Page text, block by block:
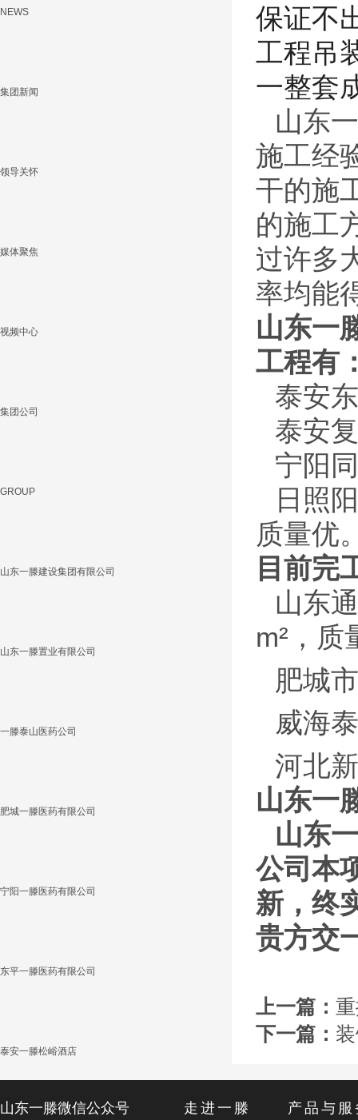
NEWS
集团新闻
领导关怀
媒体聚焦
视频中心
集团公司
GROUP
山东一滕建设集团有限公司
山东一滕置业有限公司
一滕泰山医药公司
肥城一滕医药有限公司
宁阳一滕医药有限公司
东平一滕医药有限公司
泰安一滕松峪酒店
保证不
工程吊
一整套
山东
施工经
干的施
的施工
过许多
率均能
山东一
工程有
泰安
泰安
宁阳
日照
质量优
目前完
山东
m²，
肥城
威海
河北
山东一
山东
公司本
新，终
贵方交
上一篇：
下一篇：
山东一滕微信公众号 走进一滕 产品与服